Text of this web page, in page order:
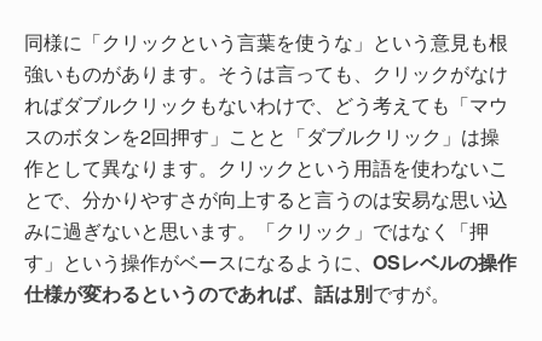
同様に「クリックという言葉を使うな」という意見も根
強いものがあります。そうは言っても、クリックがなけ
ればダブルクリックもないわけで、どう考えても「マウ
スのボタンを2回押す」ことと「ダブルクリック」は操
作として異なります。クリックという用語を使わないこ
とで、分かりやすさが向上すると言うのは安易な思い込
みに過ぎないと思います。「クリック」ではなく「押
す」という操作がベースになるように、 OSレベルの操作
仕様が変わるというのであれば、話は別ですが。